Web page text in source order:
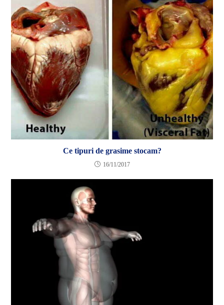
Ce tipuri de grasime stocam?
16/11/2017